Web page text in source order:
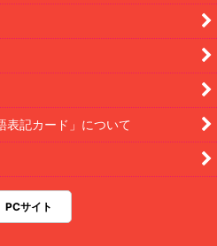
表記カード」について
PCサイト